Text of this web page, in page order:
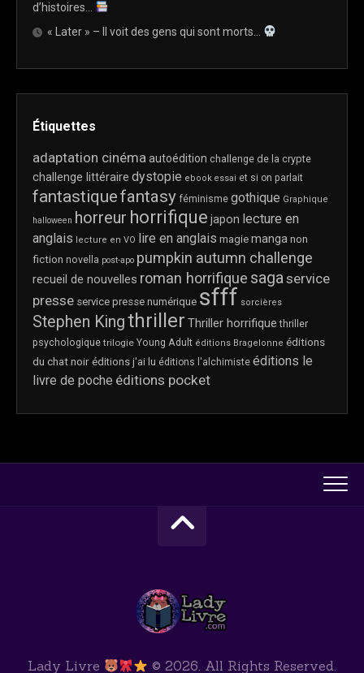
d’histoires…
« Later » – Il voit des gens qui sont morts…
Étiquettes
adaptation cinémaautoédition challenge de la crypte
challenge littéraire dystopie ebook essai et si on parlait
fantastiquefantasy féminisme gothique Graphique
halloween horreur horrifique japon lecture en
anglais lecture en VO lire en anglais magie manga non
fiction novella post-apo pumpkin autumn challenge
recueil de nouvelles roman horrifique sagaservice
presse service presse numérique sfff sorcières
Stephen Kingthriller Thriller horrifique thriller
psychologique trilogie Young Adult éditions Bragelonne éditions
du chat noir éditions j'ai lu éditions l'alchimiste éditions le
livre de poche éditions pocket
Lady Livre © 2026. All Rights Reserved.